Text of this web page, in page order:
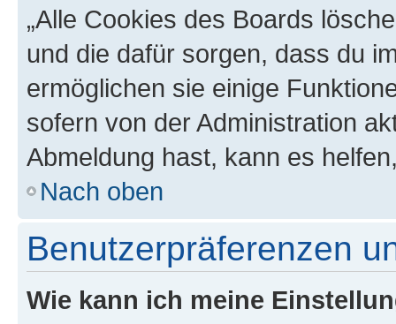
„Alle Cookies des Boards
und die dafür sorgen, dass du
ermöglichen sie einige
sofern von der Administration
Abmeldung hast, kann es
Nach oben
Benutzerpräferenzen
Wie kann ich meine